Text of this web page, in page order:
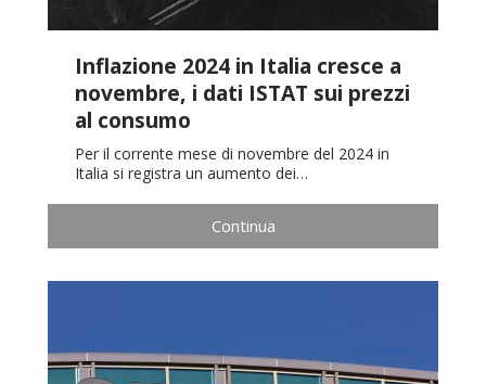
Inflazione 2024 in Italia cresce a
novembre, i dati ISTAT sui prezzi
al consumo
Per il corrente mese di novembre del 2024 in
Italia si registra un aumento dei…
Continua